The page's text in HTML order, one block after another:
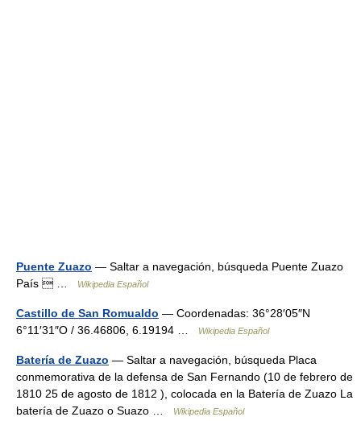
Puente Zuazo — Saltar a navegación, búsqueda Puente Zuazo
País  …
Wikipedia Español
Castillo de San Romualdo — Coordenadas: 36°28′05″N
6°11′31″O / 36.46806, 6.19194 …
Wikipedia Español
Batería de Zuazo — Saltar a navegación, búsqueda Placa
conmemorativa de la defensa de San Fernando (10 de febrero de
1810 25 de agosto de 1812 ), colocada en la Batería de Zuazo La
batería de Zuazo o Suazo …
Wikipedia Español